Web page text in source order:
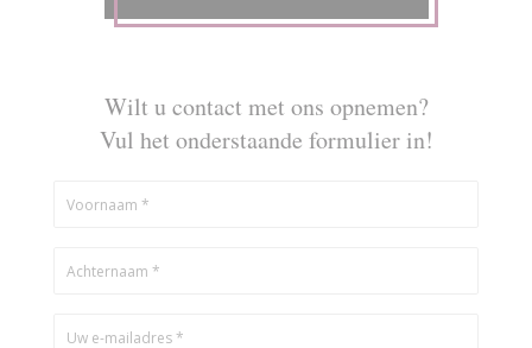
Wilt u contact met ons opnemen?
Vul het onderstaande formulier in!